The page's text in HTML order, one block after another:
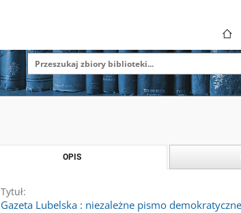
OPIS
Tytuł:
Gazeta Lubelska : niezależne pismo